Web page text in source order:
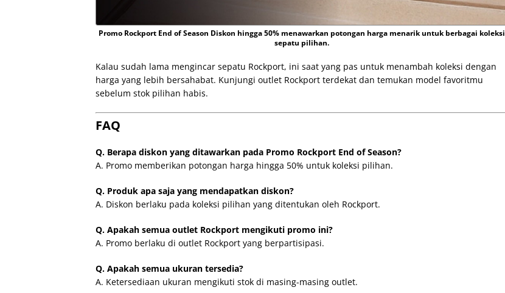
Promo Rockport End of Season Diskon hingga 50% menawarkan potongan harga menarik untuk berbagai koleksi
sepatu pilihan.
Kalau sudah lama mengincar sepatu Rockport, ini saat yang pas untuk menambah koleksi dengan
harga yang lebih bersahabat. Kunjungi outlet Rockport terdekat dan temukan model favoritmu
sebelum stok pilihan habis.
FAQ
Q. Berapa diskon yang ditawarkan pada Promo Rockport End of Season?
A. Promo memberikan potongan harga hingga 50% untuk koleksi pilihan.
Q. Produk apa saja yang mendapatkan diskon?
A. Diskon berlaku pada koleksi pilihan yang ditentukan oleh Rockport.
Q. Apakah semua outlet Rockport mengikuti promo ini?
A. Promo berlaku di outlet Rockport yang berpartisipasi.
Q. Apakah semua ukuran tersedia?
A. Ketersediaan ukuran mengikuti stok di masing-masing outlet.